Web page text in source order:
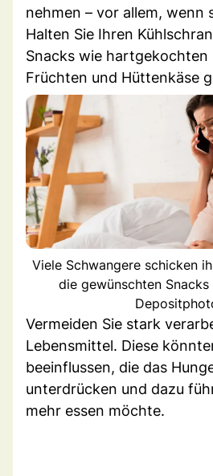
nehmen – vor allem, wenn
Halten Sie Ihren
Snacks wie hartgekochten
Früchten und Hüttenkäse
Viele Schwangere schicken
die gewünschten
Vermeiden Sie stark
Lebensmittel. Diese
beeinflussen, die das
unterdrücken und dazu
mehr essen möchte.